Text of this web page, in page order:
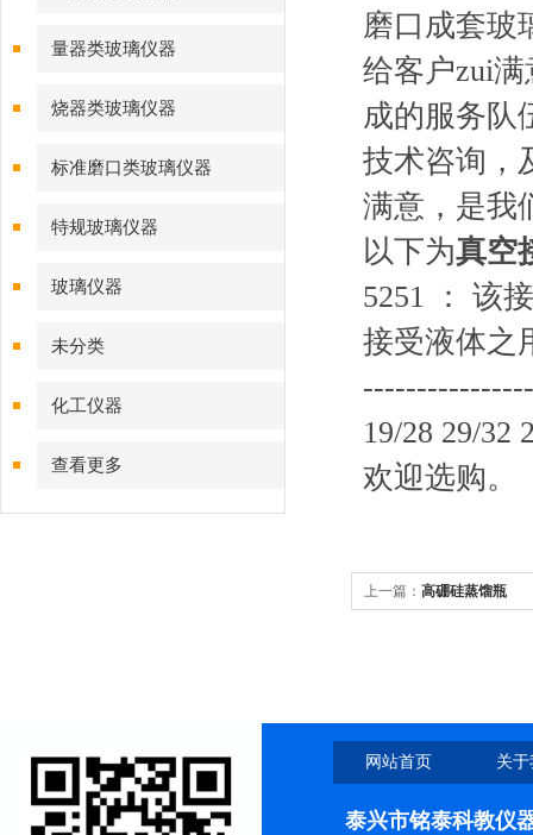
量器类玻璃仪器
烧器类玻璃仪器
标准磨口类玻璃仪器
特规玻璃仪器
玻璃仪器
未分类
化工仪器
查看更多
磨口成套玻
给客户zui
成的服务队
技术咨询，
满意，是我
以下为真空
5251
： 该
接受液体之
19/28 29/32
欢迎选购。
上一篇： 高硼硅蒸馏瓶
网站首页 关
泰兴市铭泰科教仪